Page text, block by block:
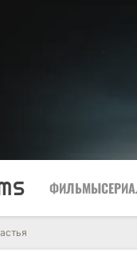
ФИЛЬМЫ